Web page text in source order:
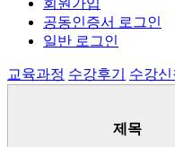
공동인증서 로그인
일반 로그인
교육과정 수강후기 수강신
제목